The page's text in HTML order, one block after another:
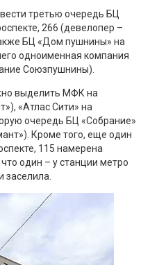
третью очередь БЦ
266 (девелопер –
БЦ «Дом пушнины» на
одноименная компания
Союзпушнины).
выделить МФК на
«Атлас Сити» на
очередь БЦ «Собрание»
Кроме того, еще один
115 намерена
один – у станции метро
заселила.